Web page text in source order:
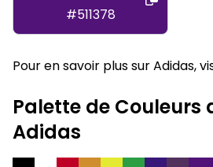
#511378
Pour en savoir plus sur Adidas,
Palette de Couleurs
Adidas